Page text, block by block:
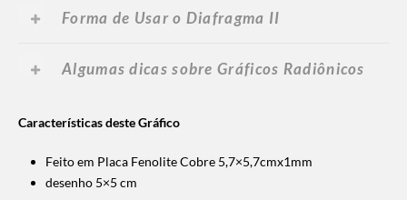
Forma de Usar o Diafragma II
Algumas dicas sobre Gráficos Radiônicos
Características deste Gráfico
Feito em Placa Fenolite Cobre 5,7×5,7cmx1mm
desenho 5×5 cm